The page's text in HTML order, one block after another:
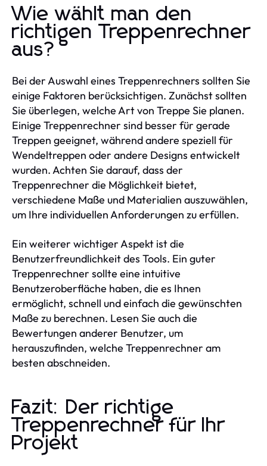
Wie wählt man den
richtigen Treppenrechner
aus?
Bei der Auswahl eines Treppenrechners sollten Sie
einige Faktoren berücksichtigen. Zunächst sollten
Sie überlegen, welche Art von Treppe Sie planen.
Einige Treppenrechner sind besser für gerade
Treppen geeignet, während andere speziell für
Wendeltreppen oder andere Designs entwickelt
wurden. Achten Sie darauf, dass der
Treppenrechner die Möglichkeit bietet,
verschiedene Maße und Materialien auszuwählen,
um Ihre individuellen Anforderungen zu erfüllen.
Ein weiterer wichtiger Aspekt ist die
Benutzerfreundlichkeit des Tools. Ein guter
Treppenrechner sollte eine intuitive
Benutzeroberfläche haben, die es Ihnen
ermöglicht, schnell und einfach die gewünschten
Maße zu berechnen. Lesen Sie auch die
Bewertungen anderer Benutzer, um
herauszufinden, welche Treppenrechner am
besten abschneiden.
Fazit: Der richtige
Treppenrechner für Ihr
Projekt